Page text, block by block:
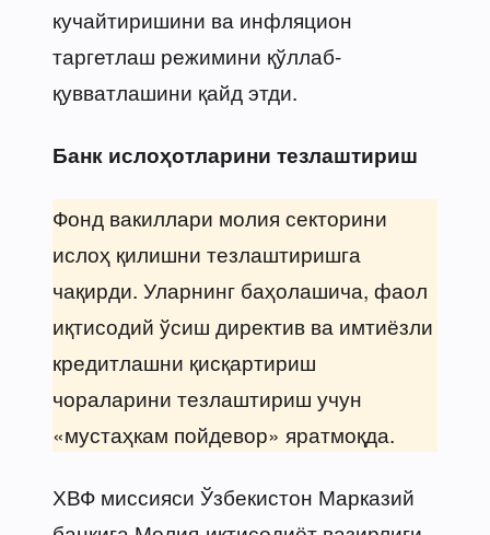
кучайтиришини ва инфляцион
таргетлаш режимини қўллаб-
қувватлашини қайд этди.
Банк ислоҳотларини тезлаштириш
Фонд вакиллари молия секторини
ислоҳ қилишни тезлаштиришга
чақирди. Уларнинг баҳолашича, фаол
иқтисодий ўсиш директив ва имтиёзли
кредитлашни қисқартириш
чораларини тезлаштириш учун
«мустаҳкам пойдевор» яратмоқда.
ХВФ миссияси Ўзбекистон Марказий